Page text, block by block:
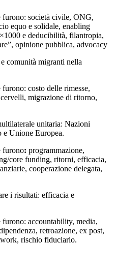
furono: società civile, ONG,
equo e solidale, enabling
e deducibilità, filantropia,
opinione pubblica, advocacy
comunità migranti nella
costo delle rimesse,
migrazione di ritorno,
unitaria: Nazioni
Unione Europea.
furono: programmazione,
core funding, ritorni, efficacia,
cooperazione delegata,
i risultati: efficacia e
accountability, media,
retroazione, ex post,
rischio fiduciario.